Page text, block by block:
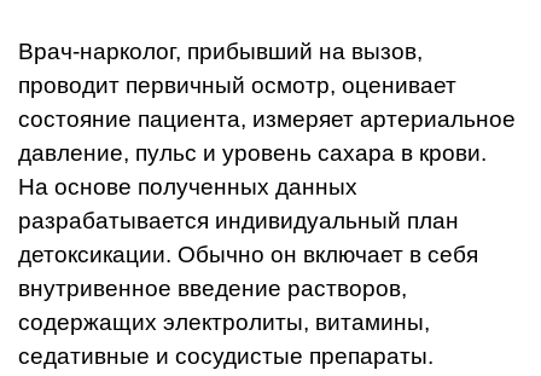
Врач-нарколог, прибывший на вызов,
проводит первичный осмотр, оценивает
состояние пациента, измеряет артериальное
давление, пульс и уровень сахара в крови.
На основе полученных данных
разрабатывается индивидуальный план
детоксикации. Обычно он включает в себя
внутривенное введение растворов,
содержащих электролиты, витамины,
седативные и сосудистые препараты.